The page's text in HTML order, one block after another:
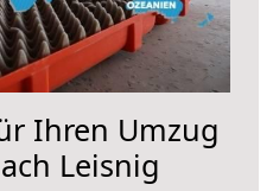
Ihren Umzug
Leisnig